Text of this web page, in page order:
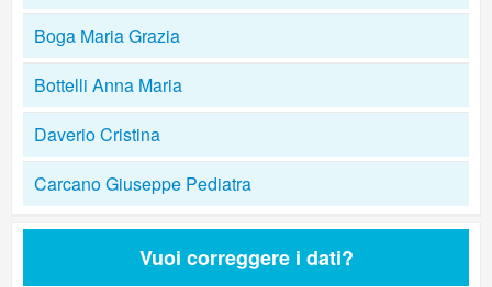
Boga Maria Grazia
Bottelli Anna Maria
Daverio Cristina
Carcano Giuseppe Pediatra
Vuoi correggere i dati?